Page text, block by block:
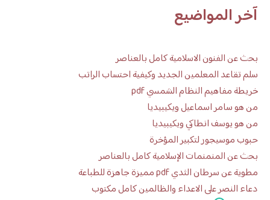
آخر المواضيع
بحث عن الفنون الاسلامية كامل بالعناصر
سلم تقاعد المعلمين الجديد وكيفية احتساب الراتب
خريطة مفاهيم النظام الشمسي pdf
من هو سامر اسماعيل ويكيبيديا
من هو يوسف انطاكي ويكيبيديا
حبوب موسيجور لتكبير المؤخرة
بحث عن المنمنمات الإسلامية كامل بالعناصر
مطوية عن سرطان الثدي pdf مميزة جاهزة للطباعة
دعاء النصر على الاعداء والظالمين كامل مكتوب